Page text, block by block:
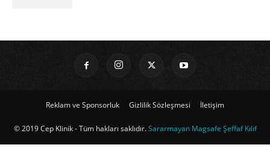
Reklam ve Sponsorluk Gizlilik Sözleşmesi İletişim
© 2019 Cep Klinik - Tüm hakları saklıdır.Sararmayan Magsafe Şeffaf Kılıf